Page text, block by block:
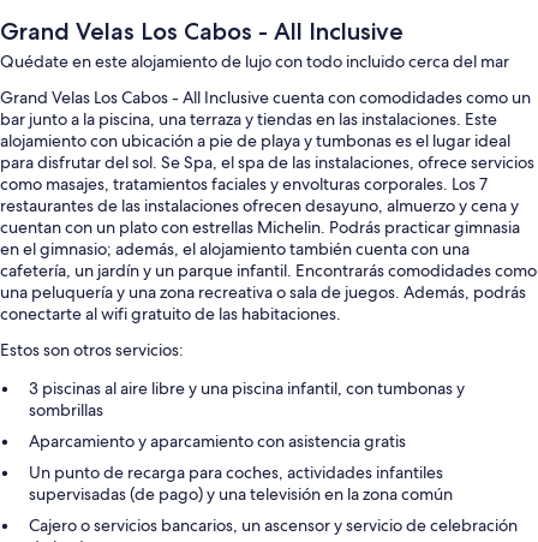
Grand Velas Los Cabos - All Inclusive
Quédate en este alojamiento de lujo con todo incluido cerca del mar
Grand Velas Los Cabos - All Inclusive cuenta con comodidades como un
bar junto a la piscina, una terraza y tiendas en las instalaciones. Este
alojamiento con ubicación a pie de playa y tumbonas es el lugar ideal
para disfrutar del sol. Se Spa, el spa de las instalaciones, ofrece servicios
como masajes, tratamientos faciales y envolturas corporales. Los 7
restaurantes de las instalaciones ofrecen desayuno, almuerzo y cena y
cuentan con un plato con estrellas Michelin. Podrás practicar gimnasia
en el gimnasio; además, el alojamiento también cuenta con una
cafetería, un jardín y un parque infantil. Encontrarás comodidades como
una peluquería y una zona recreativa o sala de juegos. Además, podrás
conectarte al wifi gratuito de las habitaciones.
Estos son otros servicios:
3 piscinas al aire libre y una piscina infantil, con tumbonas y
sombrillas
Aparcamiento y aparcamiento con asistencia gratis
Un punto de recarga para coches, actividades infantiles
supervisadas (de pago) y una televisión en la zona común
Cajero o servicios bancarios, un ascensor y servicio de celebración